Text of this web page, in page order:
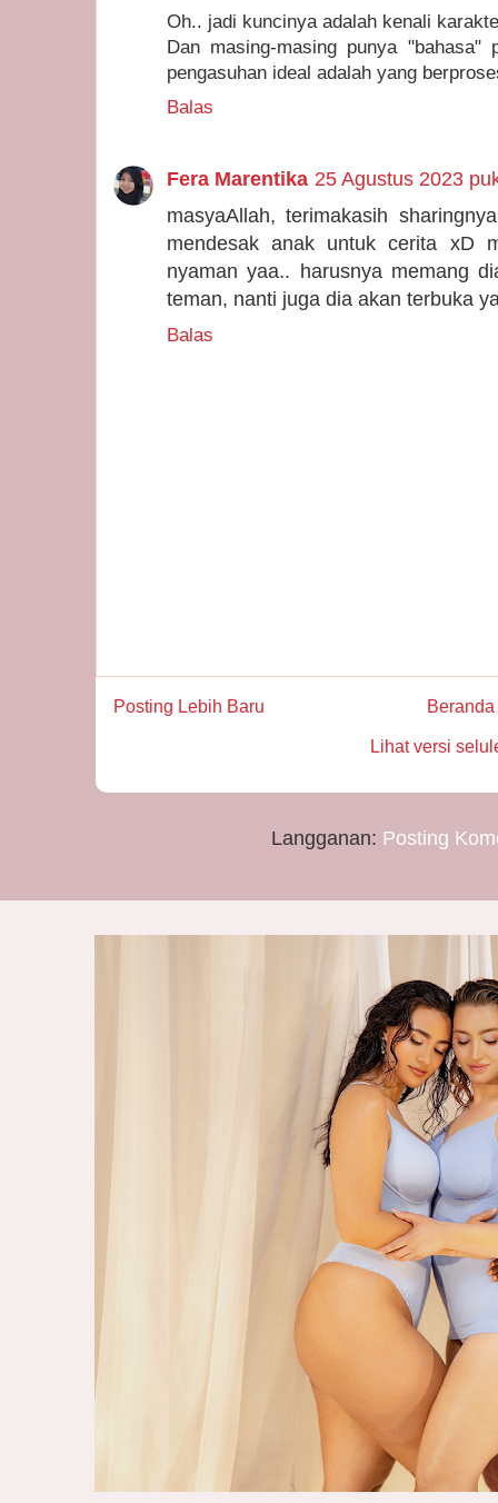
Oh.. jadi kuncinya adalah kenali
Dan masing-masing punya "bahasa"
pengasuhan ideal adalah yang
Balas
Fera Marentika 25 Agustus 2023
masyaAllah, terimakasih
mendesak anak untuk cerita xD
nyaman yaa.. harusnya memang
teman, nanti juga dia akan terbuka
Balas
Posting Lebih Baru Beranda
Lihat versi
Langganan: Posting